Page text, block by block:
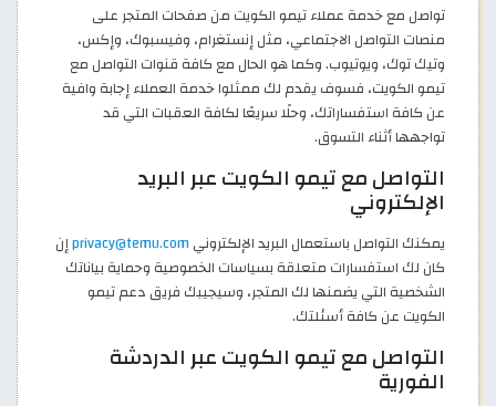
تواصل مع خدمة عملاء تيمو الكويت من صفحات المتجر على
منصات التواصل الاجتماعي، مثل إنستغرام، وفيسبوك، وإكس،
وتيك توك، ويوتيوب. وكما هو الحال مع كافة قنوات التواصل مع
تيمو الكويت، فسوف يقدم لك ممثلوا خدمة العملاء إجابة وافية
عن كافة استفساراتك، وحلًا سريعًا لكافة العقبات التي قد
تواجهها أثناء التسوق.
التواصل مع تيمو الكويت عبر البريد
الإلكتروني
يمكنك التواصل باستعمال البريد الإلكتروني privacy@temu.comإن
كان لك استفسارات متعلقة بسياسات الخصوصية وحماية بياناتك
الشخصية التي يضمنها لك المتجر، وسيجيبك فريق دعم تيمو
الكويت عن كافة أسئلتك.
التواصل مع تيمو الكويت عبر الدردشة
الفورية